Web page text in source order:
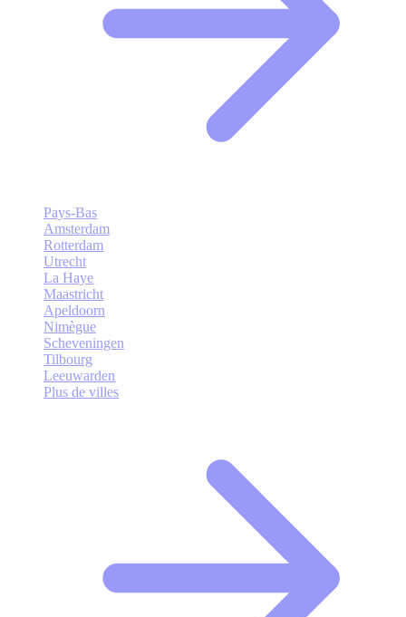
Pays-Bas
Amsterdam
Rotterdam
Utrecht
La Haye
Maastricht
Apeldoorn
Nimègue
Scheveningen
Tilbourg
Leeuwarden
Plus de villes